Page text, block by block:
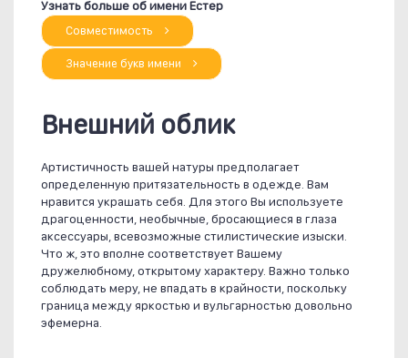
Узнать больше об имени Естер
Совместимость
Значение букв имени
Внешний облик
Артистичность вашей натуры предполагает
определенную притязательность в одежде. Вам
нравится украшать себя. Для этого Вы используете
драгоценности, необычные, бросающиеся в глаза
аксессуары, всевозможные стилистические изыски.
Что ж, это вполне соответствует Вашему
дружелюбному, открытому характеру. Важно только
соблюдать меру, не впадать в крайности, поскольку
граница между яркостью и вульгарностью довольно
эфемерна.